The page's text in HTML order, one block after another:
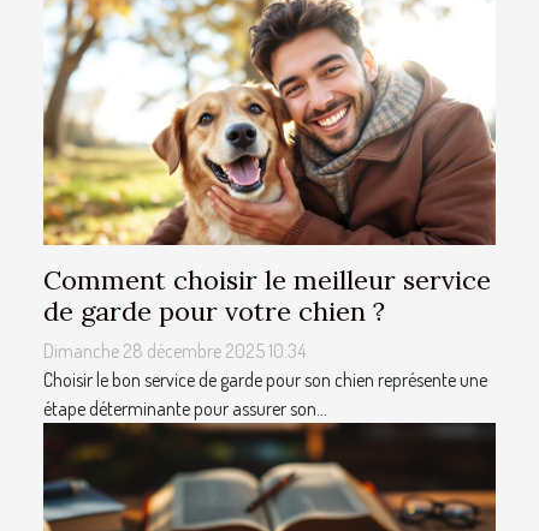
Comment choisir le meilleur service
de garde pour votre chien ?
Dimanche 28 décembre 2025 10:34
Choisir le bon service de garde pour son chien représente une
étape déterminante pour assurer son...